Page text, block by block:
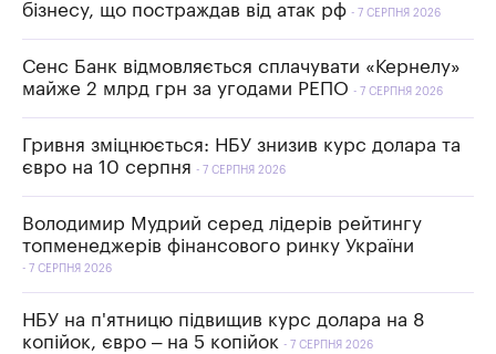
бізнесу, що постраждав від атак рф
7 СЕРПНЯ 2026
Сенс Банк відмовляється сплачувати «Кернелу»
майже 2 млрд грн за угодами РЕПО
7 СЕРПНЯ 2026
Гривня зміцнюється: НБУ знизив курс долара та
євро на 10 серпня
7 СЕРПНЯ 2026
Володимир Мудрий серед лідерів рейтингу
топменеджерів фінансового ринку України
7 СЕРПНЯ 2026
НБУ на п'ятницю підвищив курс долара на 8
копійок, євро – на 5 копійок
7 СЕРПНЯ 2026